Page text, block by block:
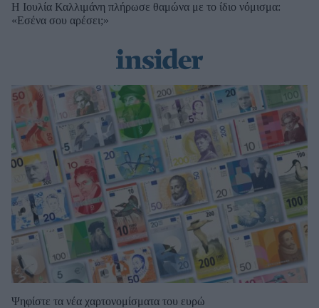
Η Ιουλία Καλλιμάνη πλήρωσε θαμώνα με το ίδιο νόμισμα:
«Εσένα σου αρέσει;»
Ψηφίστε τα νέα χαρτονομίσματα του ευρώ